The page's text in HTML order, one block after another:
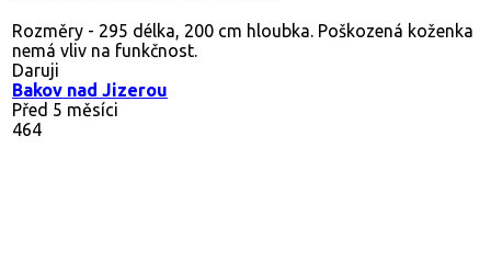
Rozměry - 295 délka, 200 cm hloubka. Poškozená koženka
nemá vliv na funkčnost.
Daruji
Bakov nad Jizerou
Před 5 měsíci
464